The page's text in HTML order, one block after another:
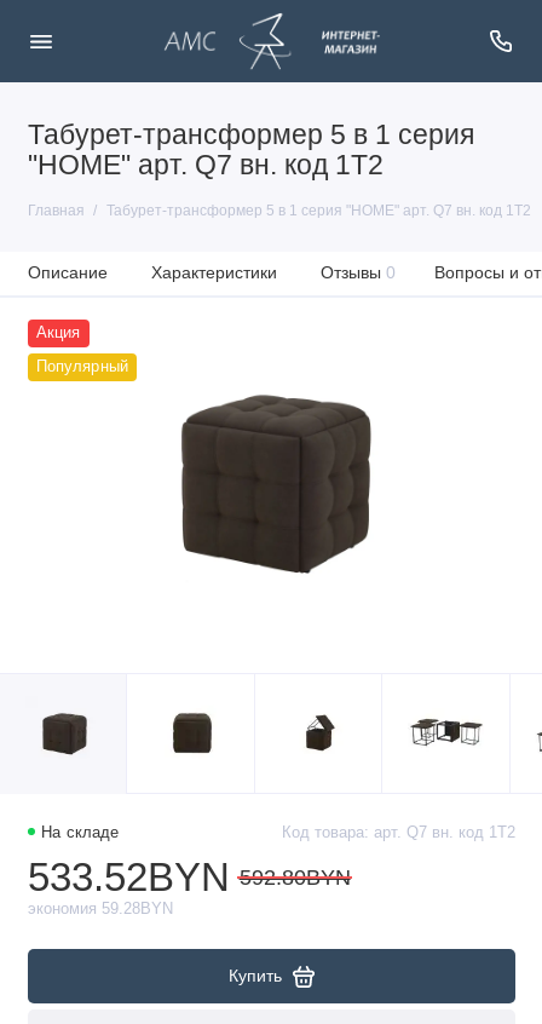
Табурет-трансформер 5 в 1 серия
"HOME" арт. Q7 вн. код 1Т2
Главная Табурет-трансформер 5 в 1 серия "HOME" арт. Q7 вн. код 1Т2
Описание Характеристики Отзывы 0 Вопросы и
Акция
Популярный
На складе Код товара: арт. Q7 вн. код 1Т2
533.52BYN 592.80BYN
экономия 59.28BYN
Купить